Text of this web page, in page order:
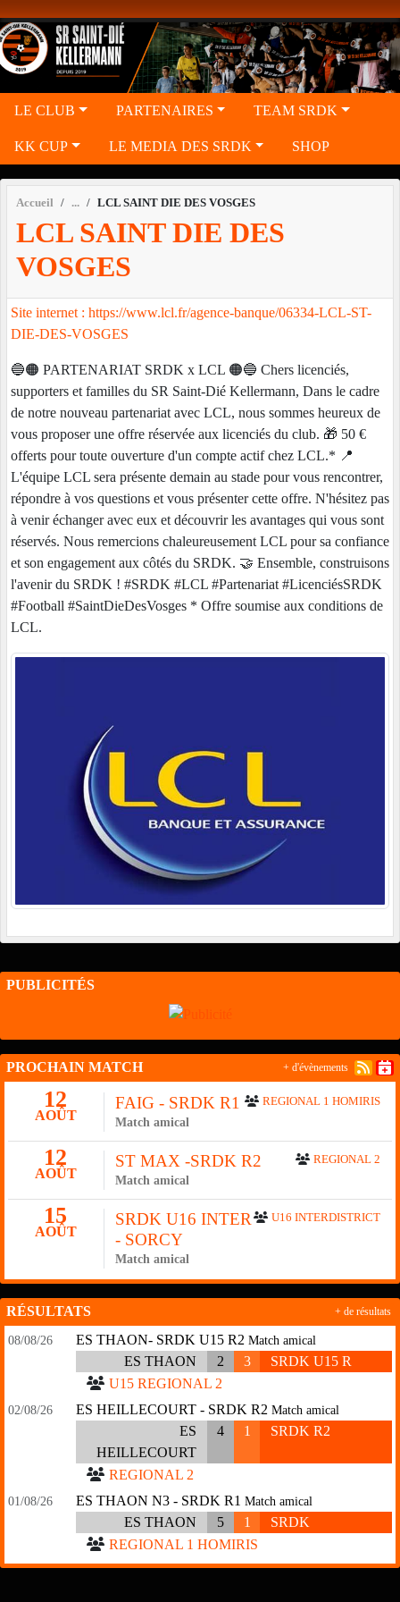
LE CLUB PARTENAIRES TEAM SRDK
KK CUP LE MEDIA DES SRDK SHOP
Accueil LCL SAINT DIE DES VOSGES
LCL SAINT DIE DES
VOSGES
Site internet : https://www.lcl.fr/agence-banque/06334-LCL-ST-
DIE-DES-VOSGES
🔵🟠 PARTENARIAT SRDK x LCL 🟠🔵 Chers licenciés,
supporters et familles du SR Saint-Dié Kellermann, Dans le cadre
de notre nouveau partenariat avec LCL, nous sommes heureux de
vous proposer une offre réservée aux licenciés du club. 🎁 50 €
offerts pour toute ouverture d'un compte actif chez LCL.* 📍
L'équipe LCL sera présente demain au stade pour vous rencontrer,
répondre à vos questions et vous présenter cette offre. N'hésitez pas
à venir échanger avec eux et découvrir les avantages qui vous sont
réservés. Nous remercions chaleureusement LCL pour sa confiance
et son engagement aux côtés du SRDK. 🤝 Ensemble, construisons
l'avenir du SRDK ! #SRDK #LCL #Partenariat #LicenciésSRDK
#Football #SaintDieDesVosges * Offre soumise aux conditions de
LCL.
PUBLICITÉS
PROCHAIN MATCH
12
AOÛT
REGIONAL 1 HOMIRIS
FAIG - SRDK R1
Match amical
12
AOÛT
REGIONAL 2
ST MAX -SRDK R2
Match amical
15
AOÛT
U16 INTERDISTRICT
SRDK U16 INTER
- SORCY
Match amical
+ d'évènements
RÉSULTATS
08/08/26 ES THAON- SRDK U15 R2 Match amical
ES THAON 2 3
SRDK U15 R
U15 REGIONAL 2
02/08/26 ES HEILLECOURT - SRDK R2 Match amical
ES
HEILLECOURT
4 1 SRDK R2
REGIONAL 2
01/08/26 ES THAON N3 - SRDK R1 Match amical
ES THAON 5 1
SRDK
REGIONAL 1 HOMIRIS
+ de résultats